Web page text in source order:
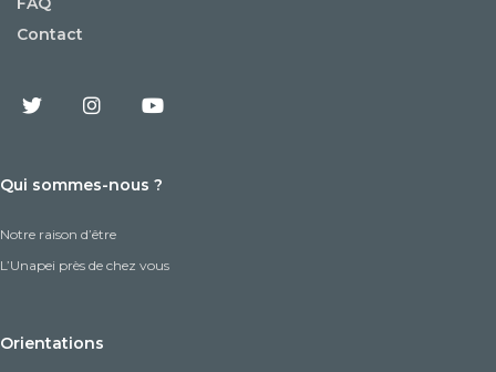
Contact
Qui sommes-nous ?
Notre raison d’être
L’Unapei près de chez vous
Orientations